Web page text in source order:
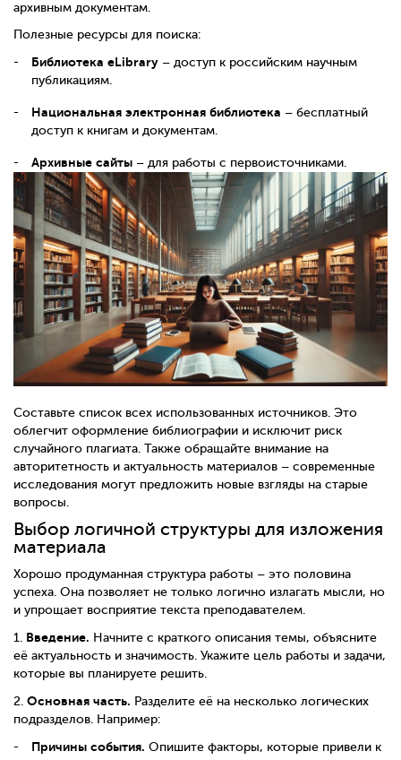
архивным документам.
Полезные ресурсы для поиска:
Библиотека eLibrary – доступ к российским научным
публикациям.
Национальная электронная библиотека – бесплатный
доступ к книгам и документам.
Архивные сайты – для работы с первоисточниками.
Составьте список всех использованных источников. Это
облегчит оформление библиографии и исключит риск
случайного плагиата. Также обращайте внимание на
авторитетность и актуальность материалов – современные
исследования могут предложить новые взгляды на старые
вопросы.
Выбор логичной структуры для изложения
материала
Хорошо продуманная структура работы – это половина
успеха. Она позволяет не только логично излагать мысли, но
и упрощает восприятие текста преподавателем.
1. Введение. Начните с краткого описания темы, объясните
её актуальность и значимость. Укажите цель работы и задачи,
которые вы планируете решить.
2. Основная часть. Разделите её на несколько логических
подразделов. Например:
Причины события. Опишите факторы, которые привели к